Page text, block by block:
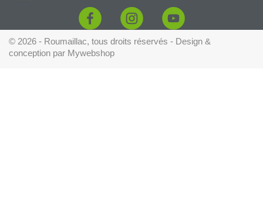
© 2026 - Roumaillac, tous droits réservés - Design &
conception par Mywebshop